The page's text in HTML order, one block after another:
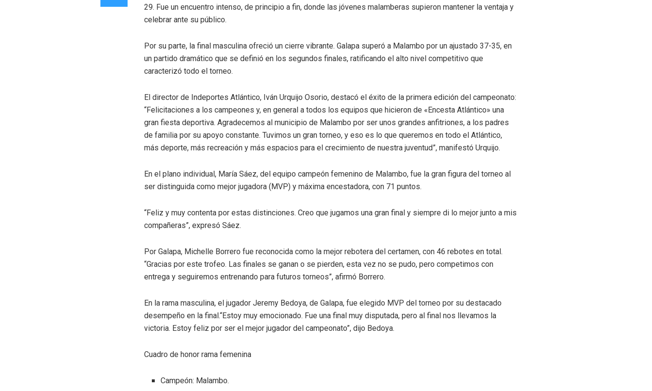
29. Fue un encuentro intenso, de principio a fin, donde las jóvenes malamberas supieron mantener la ventaja y
celebrar ante su público.
Por su parte, la final masculina ofreció un cierre vibrante. Galapa superó a Malambo por un ajustado 37-35, en
un partido dramático que se definió en los segundos finales, ratificando el alto nivel competitivo que
caracterizó todo el torneo.
El director de Indeportes Atlántico, Iván Urquijo Osorio, destacó el éxito de la primera edición del campeonato:
“Felicitaciones a los campeones y, en general a todos los equipos que hicieron de «Encesta Atlántico» una
gran fiesta deportiva. Agradecemos al municipio de Malambo por ser unos grandes anfitriones, a los padres
de familia por su apoyo constante. Tuvimos un gran torneo, y eso es lo que queremos en todo el Atlántico,
más deporte, más recreación y más espacios para el crecimiento de nuestra juventud”, manifestó Urquijo.
En el plano individual, María Sáez, del equipo campeón femenino de Malambo, fue la gran figura del torneo al
ser distinguida como mejor jugadora (MVP) y máxima encestadora, con 71 puntos.
“Feliz y muy contenta por estas distinciones. Creo que jugamos una gran final y siempre di lo mejor junto a mis
compañeras”, expresó Sáez.
Por Galapa, Michelle Borrero fue reconocida como la mejor rebotera del certamen, con 46 rebotes en total.
“Gracias por este trofeo. Las finales se ganan o se pierden, esta vez no se pudo, pero competimos con
entrega y seguiremos entrenando para futuros torneos”, afirmó Borrero.
En la rama masculina, el jugador Jeremy Bedoya, de Galapa, fue elegido MVP del torneo por su destacado
desempeño en la final.“Estoy muy emocionado. Fue una final muy disputada, pero al final nos llevamos la
victoria. Estoy feliz por ser el mejor jugador del campeonato”, dijo Bedoya.
Cuadro de honor rama femenina
Campeón: Malambo.